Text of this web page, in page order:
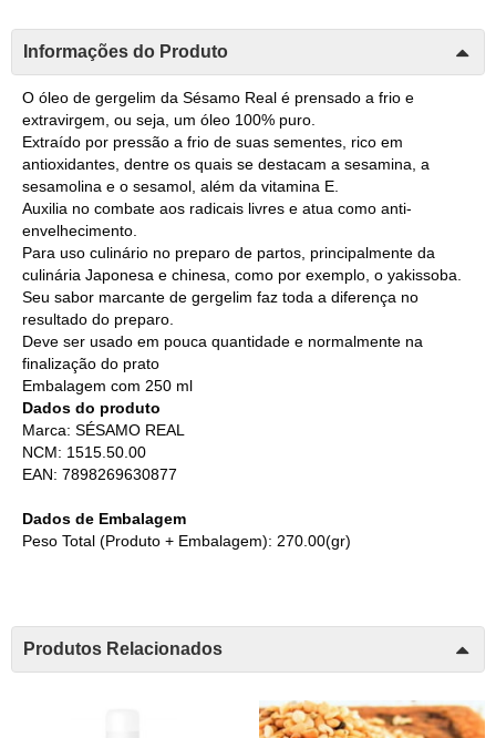
Informações do Produto
O óleo de gergelim da Sésamo Real é prensado a frio e
extravirgem, ou seja, um óleo 100% puro.
Extraído por pressão a frio de suas sementes, rico em
antioxidantes, dentre os quais se destacam a sesamina, a
sesamolina e o sesamol, além da vitamina E.
Auxilia no combate aos radicais livres e atua como anti-
envelhecimento.
Para uso culinário no preparo de partos, principalmente da
culinária Japonesa e chinesa, como por exemplo, o yakissoba.
Seu sabor marcante de gergelim faz toda a diferença no
resultado do preparo.
Deve ser usado em pouca quantidade e normalmente na
finalização do prato
Embalagem com 250 ml
Dados do produto
Marca: SÉSAMO REAL
NCM: 1515.50.00
EAN: 7898269630877
Dados de Embalagem
Peso Total (Produto + Embalagem): 270.00(gr)
Produtos Relacionados